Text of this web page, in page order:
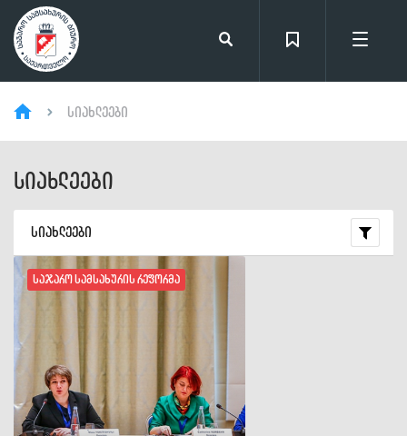
სიახლეები
სიახლეები
სიახლეები
საჯარო სამსახურის რეფორმა